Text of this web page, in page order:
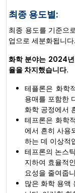
최종 용도별:
최종 용도를 기준으
업으로 세분화됩니다.
화학 분야는 2024
율을 차지했습니다.
테플론은 화학
용매를 포함한
화학 공정에서
테프론은 화학
에서 흔히 사용
하는 데 이상적
테프론의 논스
지하여 효율적
요성을 줄여줍
많은 화학 용액